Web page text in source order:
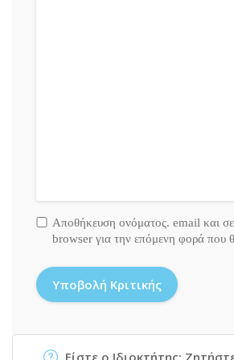
Αποθήκευση ονόματος. email και
browser για την επόμενη φορά που
Είστε ο Ιδιοκτήτης;